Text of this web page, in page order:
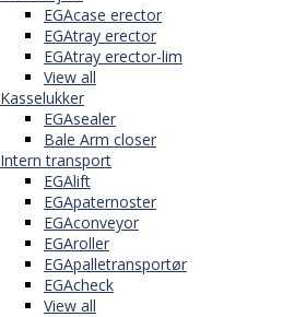
EGAcase erector
EGAtray erector
EGAtray erector-lim
View all
Kasselukker
EGAsealer
Bale Arm closer
Intern transport
EGAlift
EGApaternoster
EGAconveyor
EGAroller
EGApalletransportør
EGAcheck
View all